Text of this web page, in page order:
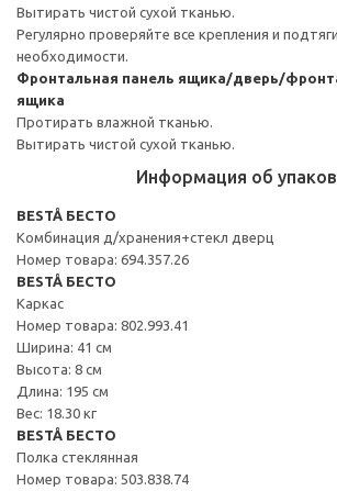
Вытирать чистой сухой тканью.
Регулярно проверяйте все крепления и
необходимости.
Фронтальная панель ящика/дверь/
ящика
Протирать влажной тканью.
Вытирать чистой сухой тканью.
Информация об
BESTÅ БЕСТО
Комбинация д/хранения+стекл дверц
Номер товара: 694.357.26
BESTÅ БЕСТО
Каркас
Номер товара: 802.993.41
Ширина: 41 см
Высота: 8 см
Длина: 195 см
Вес: 18.30 кг
BESTÅ БЕСТО
Полка стеклянная
Номер товара: 503.838.74